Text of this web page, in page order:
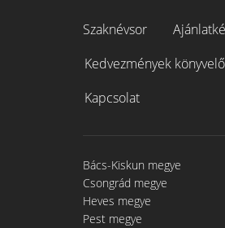
Szaknévsor
Kedvezmények
Kapcsolat
Bács-Kiskun megye
Csongrád megye
Heves megye
Pest megye